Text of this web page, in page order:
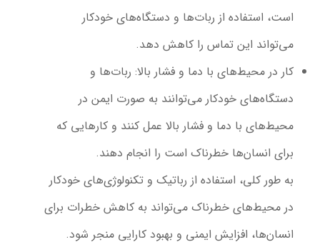
است، استفاده از ربات‌ها و دستگاه‌های خودکار
می‌تواند این تماس را کاهش دهد.
کار در محیط‌های با دما و فشار بالا: ربات‌ها و
دستگاه‌های خودکار می‌توانند به صورت ایمن در
محیط‌های با دما و فشار بالا عمل کنند و کارهایی که
برای انسان‌ها خطرناک است را انجام دهند.
به طور کلی، استفاده از رباتیک و تکنولوژی‌های خودکار
در محیط‌های خطرناک می‌تواند به کاهش خطرات برای
انسان‌ها، افزایش ایمنی و بهبود کارایی منجر شود.